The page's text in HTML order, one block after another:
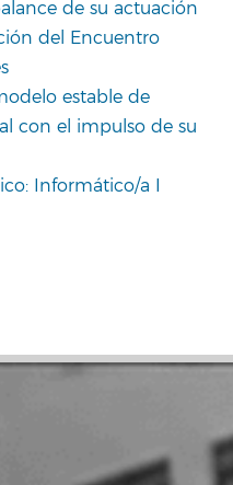
de su actuación
del Encuentro
estable de
con el impulso de su
Informático/a I